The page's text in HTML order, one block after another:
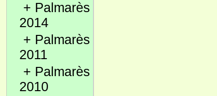
+ Palmarès
2014
+ Palmarès
2011
+ Palmarès
2010